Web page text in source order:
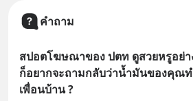
คำถาม
สปอตโฆษณาของ ปตท ดูสวยหรูอย่า
ก็อยากจะถามกลับว่าน้ำมันของคุณท
เพื่อนบ้าน ?